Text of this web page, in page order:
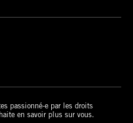
passionné-e par les droits
en savoir plus sur vous.